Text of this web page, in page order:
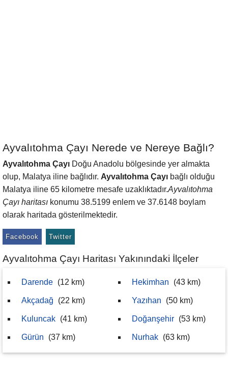
Ayvalıtohma Çayı Nerede ve Nereye Bağlı?
Ayvalıtohma Çayı Doğu Anadolu bölgesinde yer almakta
olup, Malatya iline bağlıdır. Ayvalıtohma Çayı bağlı olduğu
Malatya iline 65 kilometre mesafe uzaklıktadır.Ayvalıtohma
Çayı haritası konumu 38.5199 enlem ve 37.6148 boylam
olarak haritada gösterilmektedir.
Facebook Twitter
Ayvalıtohma Çayı Haritası Yakınındaki İlçeler
Darende (12 km)
Akçadağ (22 km)
Kuluncak (41 km)
Gürün (37 km)
Hekimhan (43 km)
Yazıhan (50 km)
Doğanşehir (53 km)
Nurhak (63 km)